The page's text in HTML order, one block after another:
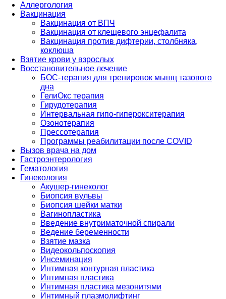
Аллергология
Вакцинация
Вакцинация от ВПЧ
Вакцинация от клещевого энцефалита
Вакцинация против дифтерии, столбняка,
коклюша
Взятие крови у взрослых
Восстановительное лечение
БОС-терапия для тренировок мышц тазового
дна
ГелиОкс терапия
Гирудотерапия
Интервальная гипо-гиперокситерапия
Озонотерапия
Прессотерапия
Программы реабилитации после СOVID
Вызов врача на дом
Гастроэнтерология
Гематология
Гинекология
Акушер-гинеколог
Биопсия вульвы
Биопсия шейки матки
Вагинопластика
Введение внутриматочной спирали
Ведение беременности
Взятие мазка
Видеокольпоскопия
Инсеминация
Интимная контурная пластика
Интимная пластика
Интимная пластика мезонитями
Интимный плазмолифтинг